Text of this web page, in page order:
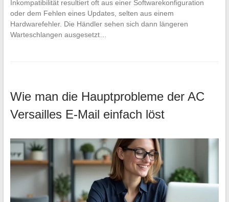
Inkompatibilität resultiert oft aus einer Softwarekonfiguration
oder dem Fehlen eines Updates, selten aus einem
Hardwarefehler. Die Händler sehen sich dann längeren
Warteschlangen ausgesetzt…
Wie man die Hauptprobleme der AC
Versailles E-Mail einfach löst